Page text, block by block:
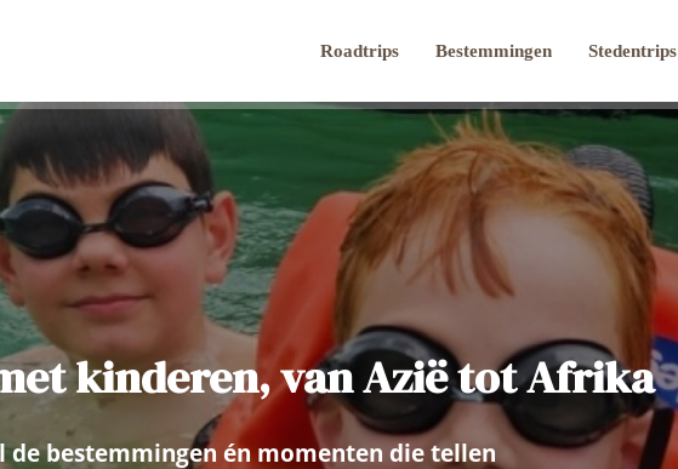
Roadtrips Bestemmingen Stedentrips
kinderen, van Azië tot Afrika
de bestemmingen én momenten die tellen